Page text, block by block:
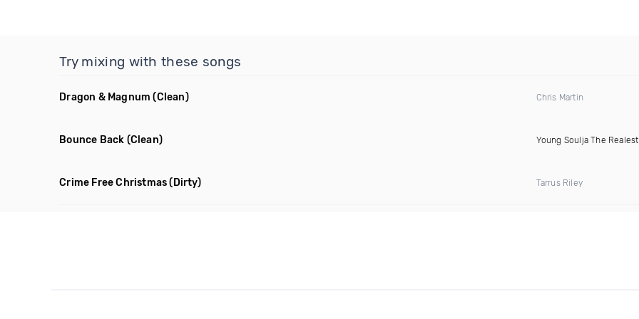
Try mixing with these songs
Dragon & Magnum (Clean) Chris Martin
Bounce Back (Clean) Young Soulja The Realest
Crime Free Christmas (Dirty) Tarrus Riley